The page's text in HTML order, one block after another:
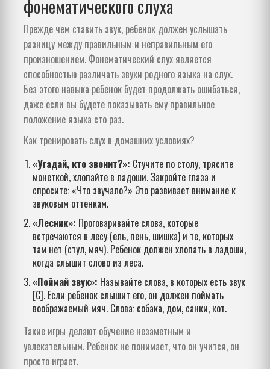
фонематического слуха
Прежде чем ставить звук, ребенок должен услышать
разницу между правильным и неправильным его
произношением. Фонематический слух является
способностью различать звуки родного языка на слух.
Без этого навыка ребенок будет продолжать ошибаться,
даже если вы будете показывать ему правильное
положение языка сто раз.
Как тренировать слух в домашних условиях?
«Угадай, кто звонит?»: Стучите по столу, трясите
монеткой, хлопайте в ладоши. Закройте глаза и
спросите: «Что звучало?» Это развивает внимание к
звуковым оттенкам.
«Лесник»: Проговаривайте слова, которые
встречаются в лесу (ель, пень, шишка) и те, которых
там нет (стул, мяч). Ребенок должен хлопать в ладоши,
когда слышит слово из леса.
«Поймай звук»: Называйте слова, в которых есть звук
[С]. Если ребенок слышит его, он должен поймать
воображаемый мяч. Слова: собака, дом, санки, кот.
Такие игры делают обучение незаметным и
увлекательным. Ребенок не понимает, что он учится, он
просто играет.